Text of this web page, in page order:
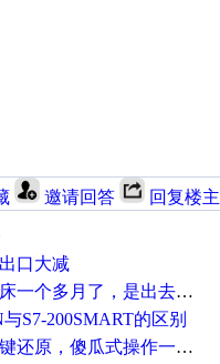
邀请回答 回复楼主
口大减
去安装机械手在高速遭遇车祸所致:大家工作都要特别注意啊
与S7-200SMART的区别
轻松备份还原；程序为向导式安装，一键即可实现自动备份或还原系统。